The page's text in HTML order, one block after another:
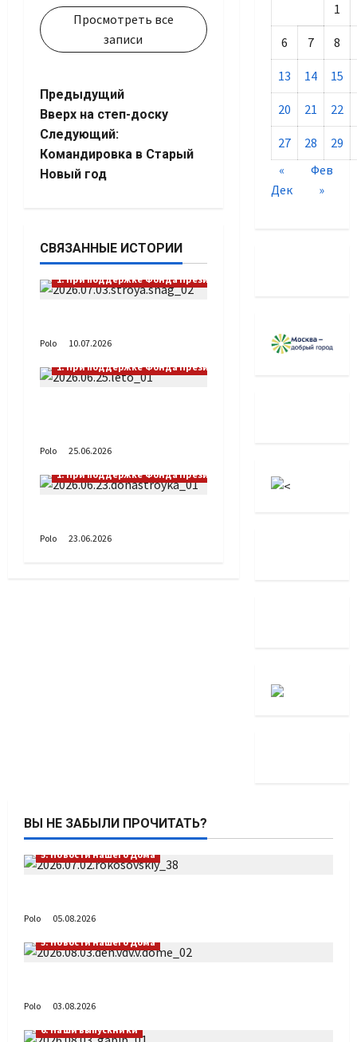
Просмотреть все
записи
Навигация
записи
Предыдущий
Вверх на степ-доску
Следующий:
Командировка в Старый
Новый год
СВЯЗАННЫЕ ИСТОРИИ
1. При поддержке Фонда Президентских грантов
Polo
10.07.2026
1. При поддержке Фонда Президентских грантов
Polo
25.06.2026
1. При поддержке Фонда Президентских грантов
Polo 23.06.2026
1
6 7 8
13 14 15
20 21 22
27 28 29
«
Дек
Фев
»
ВЫ НЕ ЗАБЫЛИ ПРОЧИТАТЬ?
5. Новости нашего Дома
Polo
05.08.2026
5. Новости нашего Дома
Polo
03.08.2026
6. Наши выпускники